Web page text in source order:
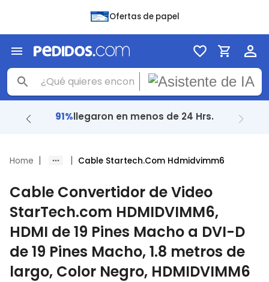
Ofertas de papel
91%llegaron en menos de 24 Hrs.
Home | | Cable Startech.Com Hdmidvimm6
Cable Convertidor de Video
StarTech.com HDMIDVIMM6,
HDMI de 19 Pines Macho a DVI-D
de 19 Pines Macho, 1.8 metros de
largo, Color Negro, HDMIDVIMM6